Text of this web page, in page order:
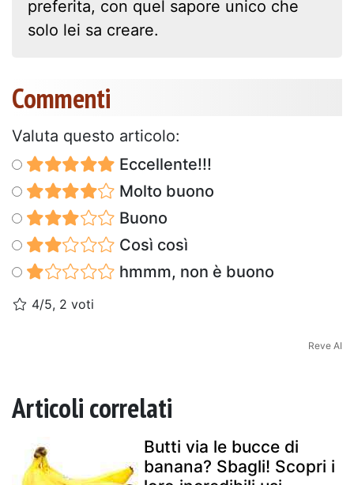
preferita, con quel sapore unico che
solo lei sa creare.
Commenti
Valuta questo articolo:
Eccellente!!!
Molto buono
Buono
Così così
hmmm, non è buono
4/5, 2 voti
Reve AI
Articoli correlati
Butti via le bucce di
banana? Sbagli! Scopri i